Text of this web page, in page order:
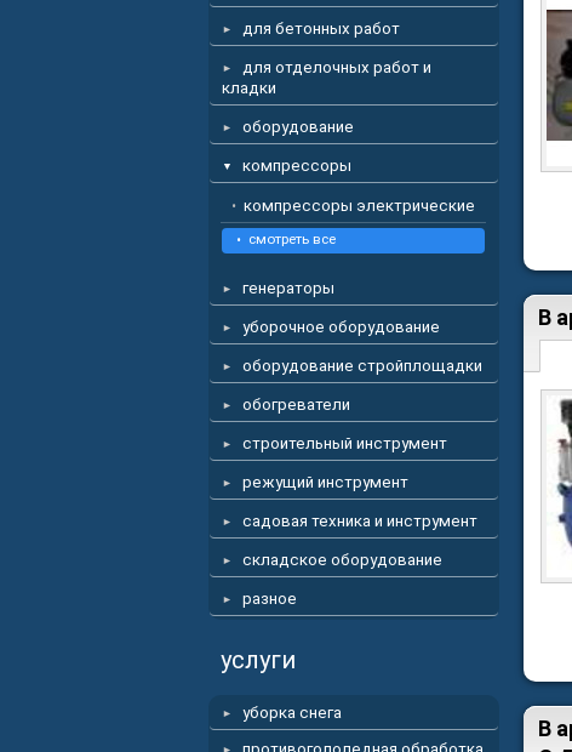
для бетонных работ
для отделочных работ и
кладки
оборудование
компрессоры
компрессоры электрические
смотреть все
генераторы
уборочное оборудование
оборудование стройплощадки
обогреватели
строительный инструмент
режущий инструмент
садовая техника и инструмент
складское оборудование
разное
услуги
уборка снега
В
В